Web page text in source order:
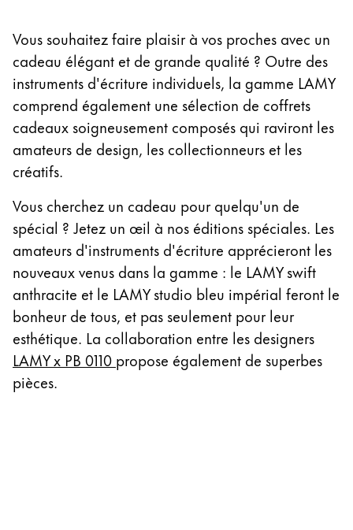
Sweden
svenska
Türkiye
Türkçe
Amérique centrale & Caraïbes
Cette région répertorie les pays et les langues
Amérique du Nord
Cette région répertorie les pays et les langues
Amérique du Sud
Cette région répertorie les pays et les langues
Brazil
Chile
español
Mexico
español
Vous souhaitez faire plaisir à vos proches avec un
cadeau élégant et de grande qualité ? Outre des
instruments d'écriture individuels, la gamme LAMY
comprend également une sélection de coffrets
cadeaux soigneusement composés qui raviront les
amateurs de design, les collectionneurs et les
créatifs.
Vous cherchez un cadeau pour quelqu'un de
spécial ? Jetez un œil à nos éditions spéciales. Les
amateurs d'instruments d'écriture apprécieront les
nouveaux venus dans la gamme : le LAMY swift
anthracite et le LAMY studio bleu impérial feront le
bonheur de tous, et pas seulement pour leur
esthétique. La collaboration entre les designers
LAMY x PB 0110 propose également de superbes
pièces.